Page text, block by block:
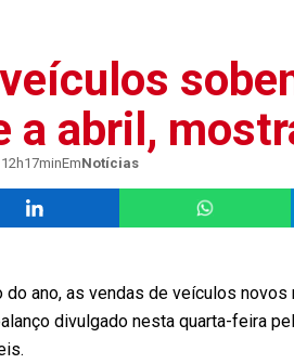
a abril,
EmNotícias
ano, as vendas de veículos
divulgado nesta quarta-feira